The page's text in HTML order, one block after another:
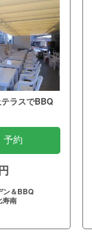
ラスでBBQ
予約
ン＆BBQ
寿南